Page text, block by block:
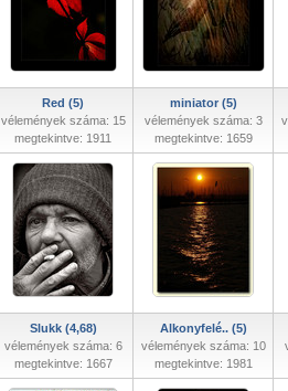
Red (5)
vélemények száma: 15
megtekintve: 1911
miniator (5)
vélemények száma: 3
megtekintve: 1659
Slukk (4,68)
vélemények száma: 6
megtekintve: 1667
Alkonyfelé.. (5)
vélemények száma: 10
megtekintve: 1981